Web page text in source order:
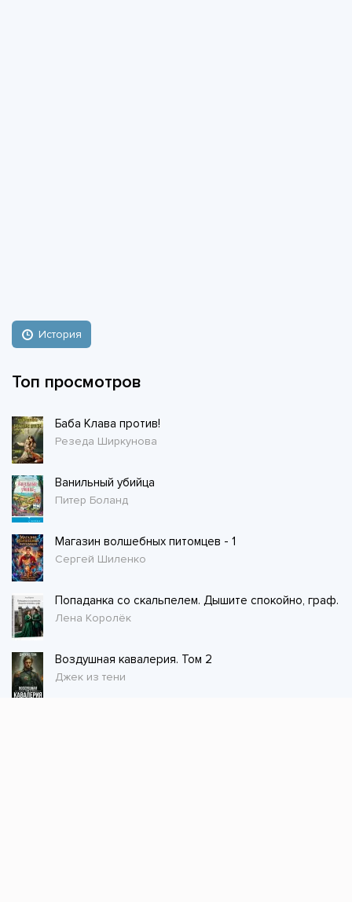
История
Топ просмотров
Баба Клава против!
Резеда Ширкунова
Ванильный убийца
Питер Боланд
Магазин волшебных питомцев - 1
Сергей Шиленко
Попаданка со скальпелем. Дышите спокойно, граф.
Лена Королёк
Воздушная кавалерия. Том 2
Джек из тени